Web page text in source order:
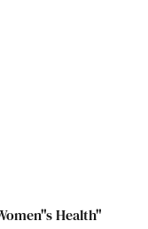
Health"